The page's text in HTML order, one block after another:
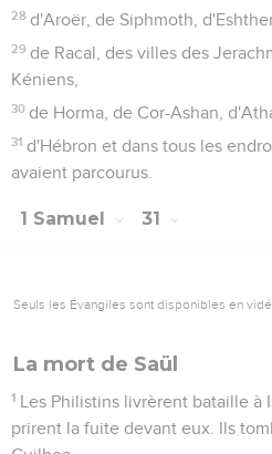
28 d'Aroër, de Siphmoth,
29 de Racal, des villes des
Kéniens,
30 de Horma, de Cor-Ashan,
31 d'Hébron et dans tous les
avaient parcourus.
1 Samuel 31
Seuls les Évangiles sont disponibles en
La mort de Saül
1 Les Philistins livrèrent bataille à
prirent la fuite devant eux. Ils